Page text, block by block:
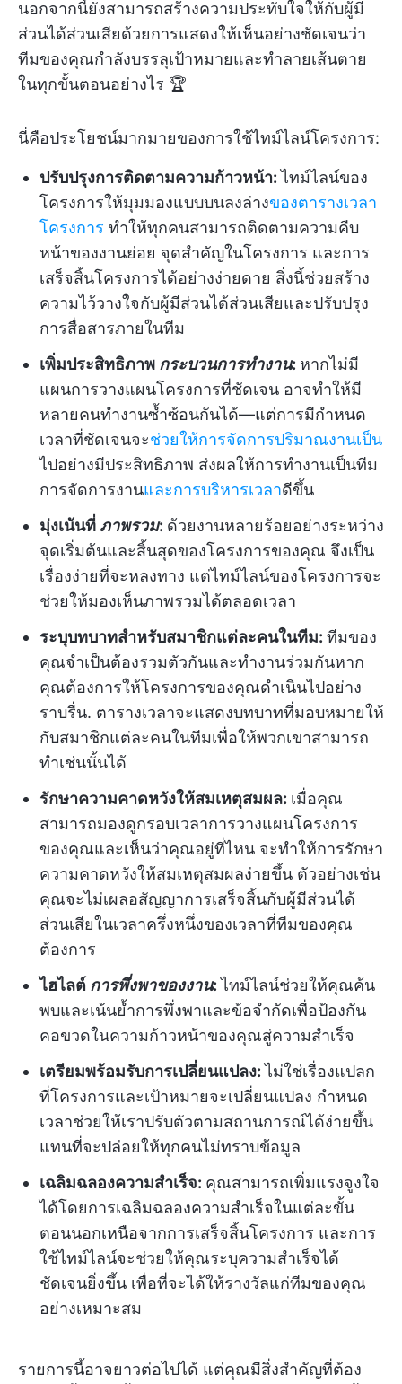
นอกจากนี้ยังสามารถสร้างความประทับใจให้กับผู้มี
ส่วนได้ส่วนเสียด้วยการแสดงให้เห็นอย่างชัดเจนว่า
ทีมของคุณกำลังบรรลุเป้าหมายและทำลายเส้นตาย
ในทุกขั้นตอนอย่างไร 🏆
นี่คือประโยชน์มากมายของการใช้ไทม์ไลน์โครงการ:
ปรับปรุงการติดตามความก้าวหน้า:ไทม์ไลน์ของ
โครงการให้มุมมองแบบบนลงล่างของตารางเวลา
โครงการ ทำให้ทุกคนสามารถติดตามความคืบ
หน้าของงานย่อย จุดสำคัญในโครงการ และการ
เสร็จสิ้นโครงการได้อย่างง่ายดาย สิ่งนี้ช่วยสร้าง
ความไว้วางใจกับผู้มีส่วนได้ส่วนเสียและปรับปรุง
การสื่อสารภายในทีม
เพิ่มประสิทธิภาพ กระบวนการทำงาน: หากไม่มี
แผนการวางแผนโครงการที่ชัดเจน อาจทำให้มี
หลายคนทำงานซ้ำซ้อนกันได้—แต่การมีกำหนด
เวลาที่ชัดเจนจะช่วยให้การจัดการปริมาณงานเป็น
ไปอย่างมีประสิทธิภาพ ส่งผลให้การทำงานเป็นทีม
การจัดการงานและการบริหารเวลาดีขึ้น
มุ่งเน้นที่ ภาพรวม: ด้วยงานหลายร้อยอย่างระหว่าง
จุดเริ่มต้นและสิ้นสุดของโครงการของคุณ จึงเป็น
เรื่องง่ายที่จะหลงทาง แต่ไทม์ไลน์ของโครงการจะ
ช่วยให้มองเห็นภาพรวมได้ตลอดเวลา
ระบุบทบาทสำหรับสมาชิกแต่ละคนในทีม: ทีมของ
คุณจำเป็นต้องรวมตัวกันและทำงานร่วมกันหาก
คุณต้องการให้โครงการของคุณดำเนินไปอย่าง
ราบรื่น. ตารางเวลาจะแสดงบทบาทที่มอบหมายให้
กับสมาชิกแต่ละคนในทีมเพื่อให้พวกเขาสามารถ
ทำเช่นนั้นได้
รักษาความคาดหวังให้สมเหตุสมผล: เมื่อคุณ
สามารถมองดูกรอบเวลาการวางแผนโครงการ
ของคุณและเห็นว่าคุณอยู่ที่ไหน จะทำให้การรักษา
ความคาดหวังให้สมเหตุสมผลง่ายขึ้น ตัวอย่างเช่น
คุณจะไม่เผลอสัญญาการเสร็จสิ้นกับผู้มีส่วนได้
ส่วนเสียในเวลาครึ่งหนึ่งของเวลาที่ทีมของคุณ
ต้องการ
ไฮไลต์ การพึ่งพาของงาน:ไทม์ไลน์ช่วยให้คุณค้น
พบและเน้นย้ำการพึ่งพาและข้อจำกัดเพื่อป้องกัน
คอขวดในความก้าวหน้าของคุณสู่ความสำเร็จ
เตรียมพร้อมรับการเปลี่ยนแปลง:ไม่ใช่เรื่องแปลก
ที่โครงการและเป้าหมายจะเปลี่ยนแปลง กำหนด
เวลาช่วยให้เราปรับตัวตามสถานการณ์ได้ง่ายขึ้น
แทนที่จะปล่อยให้ทุกคนไม่ทราบข้อมูล
เฉลิมฉลองความสำเร็จ: คุณสามารถเพิ่มแรงจูงใจ
ได้โดยการเฉลิมฉลองความสำเร็จในแต่ละขั้น
ตอนนอกเหนือจากการเสร็จสิ้นโครงการ และการ
ใช้ไทม์ไลน์จะช่วยให้คุณระบุความสำเร็จได้
ชัดเจนยิ่งขึ้น เพื่อที่จะได้ให้รางวัลแก่ทีมของคุณ
อย่างเหมาะสม
รายการนี้อาจยาวต่อไปได้ แต่คุณมีสิ่งสำคัญที่ต้อง